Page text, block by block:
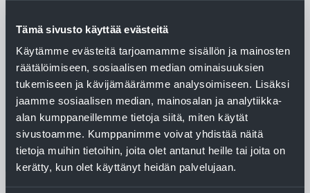
Tämä sivusto käyttää evästeitä
Käytämme evästeitä tarjoamamme sisällön ja mainosten
räätälöimiseen, sosiaalisen median ominaisuuksien
tukemiseen ja kävijämäärämme analysoimiseen. Lisäksi
jaamme sosiaalisen median, mainosalan ja analytiikka-
alan kumppaneillemme tietoja siitä, miten käytät
sivustoamme. Kumppanimme voivat yhdistää näitä
tietoja muihin tietoihin, joita olet antanut heille tai joita on
kerätty, kun olet käyttänyt heidän palvelujaan.
Jäspi KVV PAK käyttöveden
latausryhmä
Jäspi KVV PAK käyttöveden latausryhmä soveltuu kohteisiin,
joissa käyttöveden kierron kulutus on suurta.
Lue lisää